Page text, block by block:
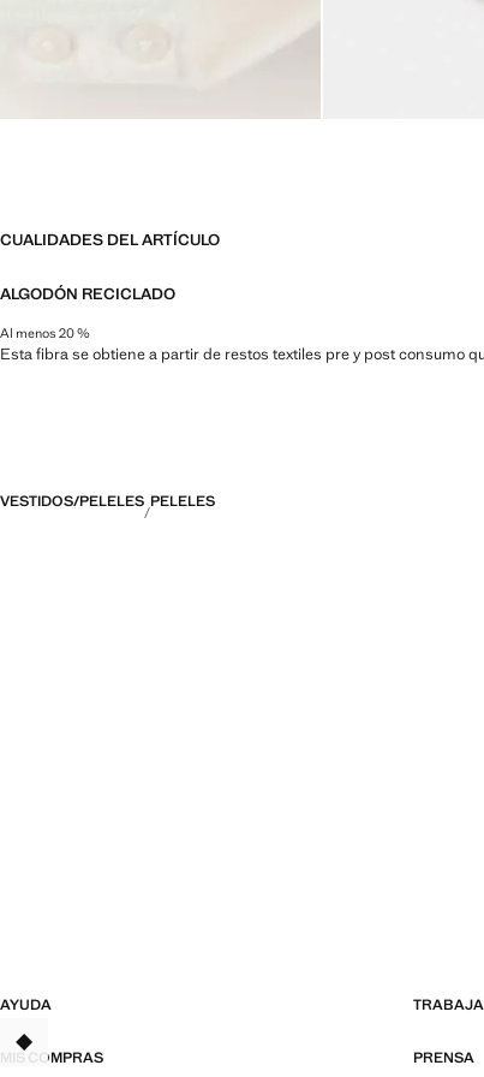
CUALIDADES DEL ARTÍCULO
ALGODÓN RECICLADO
Al menos 20 %
Esta fibra se obtiene a partir de restos textiles pre y post consumo
VESTIDOS/PELELES PELELES
AYUDA
MIS COMPRAS PRENSA